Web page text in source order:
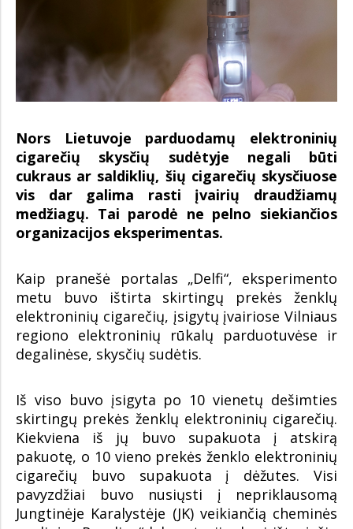
Nors Lietuvoje parduodamų elektroninių
cigarečių skysčių sudėtyje negali būti
cukraus ar saldiklių, šių cigarečių skysčiuose
vis dar galima rasti įvairių draudžiamų
medžiagų. Tai parodė ne pelno siekiančios
organizacijos eksperimentas.
Kaip pranešė portalas „Delfi“, eksperimento
metu buvo ištirta skirtingų prekės ženklų
elektroninių cigarečių, įsigytų įvairiose Vilniaus
regiono elektroninių rūkalų parduotuvėse ir
degalinėse, skysčių sudėtis.
Iš viso buvo įsigyta po 10 vienetų dešimties
skirtingų prekės ženklų elektroninių cigarečių.
Kiekviena iš jų buvo supakuota į atskirą
pakuotę, o 10 vieno prekės ženklo elektroninių
cigarečių buvo supakuota į dėžutes. Visi
pavyzdžiai buvo nusiųsti į nepriklausomą
Jungtinėje Karalystėje (JK) veikiančią cheminės